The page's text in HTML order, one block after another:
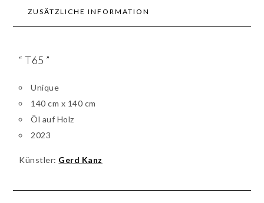
ZUSÄTZLICHE INFORMATION
“ T65 ”
Unique
140 cm x 140 cm
Öl auf Holz
2023
Künstler: Gerd Kanz